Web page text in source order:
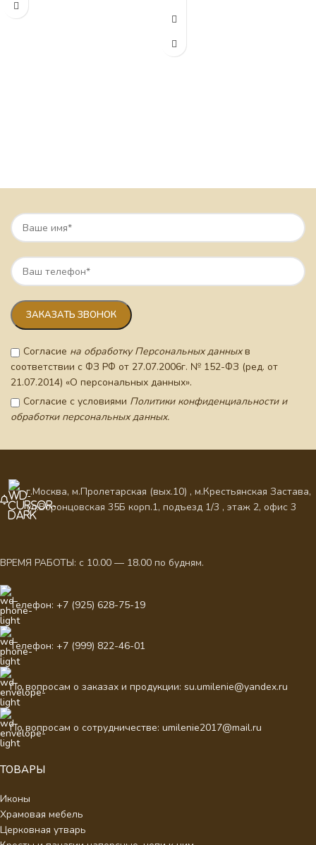
Согласие на обработку Персональных данныхв
соответствии с ФЗ РФ от 27.07.2006г. № 152-ФЗ (ред. от
21.07.2014) «О персональных данных».
Согласие с условиями Политики конфиденциальности и
обработки персональных данных.
г.Москва, м.Пролетарская (вых.10) , м.Крестьянская Застава,
ул.Воронцовская 35Б корп.1, подъезд 1/3 , этаж 2, офис 3
ВРЕМЯ РАБОТЫ: с 10.00 — 18.00 по будням.
Телефон: +7 (925) 628-75-19
Телефон: +7 (999) 822-46-01
По вопросам о заказах и продукции: su.umilenie@yandex.ru
По вопросам о сотрудничестве: umilenie2017@mail.ru
ТОВАРЫ
Иконы
Храмовая мебель
Церковная утварь